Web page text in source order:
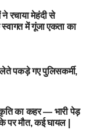
रचाया मेहंदी से
स्वागत में गूंजा एकता का
लेते पकड़े गए पुलिसकर्मी,
का कहर — भारी पेड़
पर मौत, कई घायल |